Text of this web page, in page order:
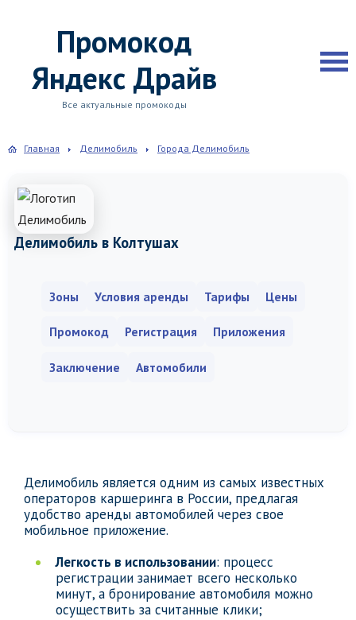
Промокод
Яндекс Драйв
Все актуальные промокоды
Главная Делимобиль Города Делимобиль
Делимобиль в Колтушах
Зоны Условия аренды Тарифы Цены
Промокод Регистрация Приложения
Заключение Автомобили
Делимобиль является одним из самых известных
операторов каршеринга в России, предлагая
удобство аренды автомобилей через свое
мобильное приложение.
Легкость в использовании: процесс
регистрации занимает всего несколько
минут, а бронирование автомобиля можно
осуществить за считанные клики;